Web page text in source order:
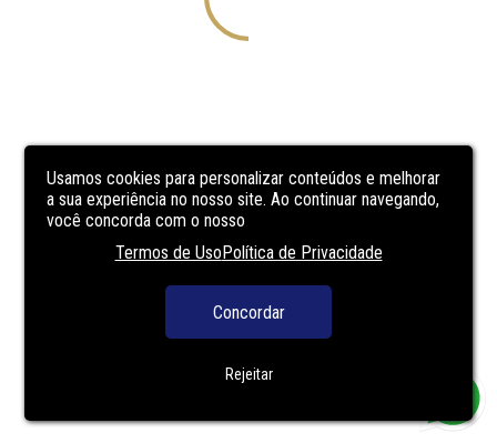
Usamos cookies para personalizar conteúdos e melhorar
a sua experiência no nosso site. Ao continuar navegando,
você concorda com o nosso
Termos de UsoPolítica de Privacidade
Concordar
Rejeitar